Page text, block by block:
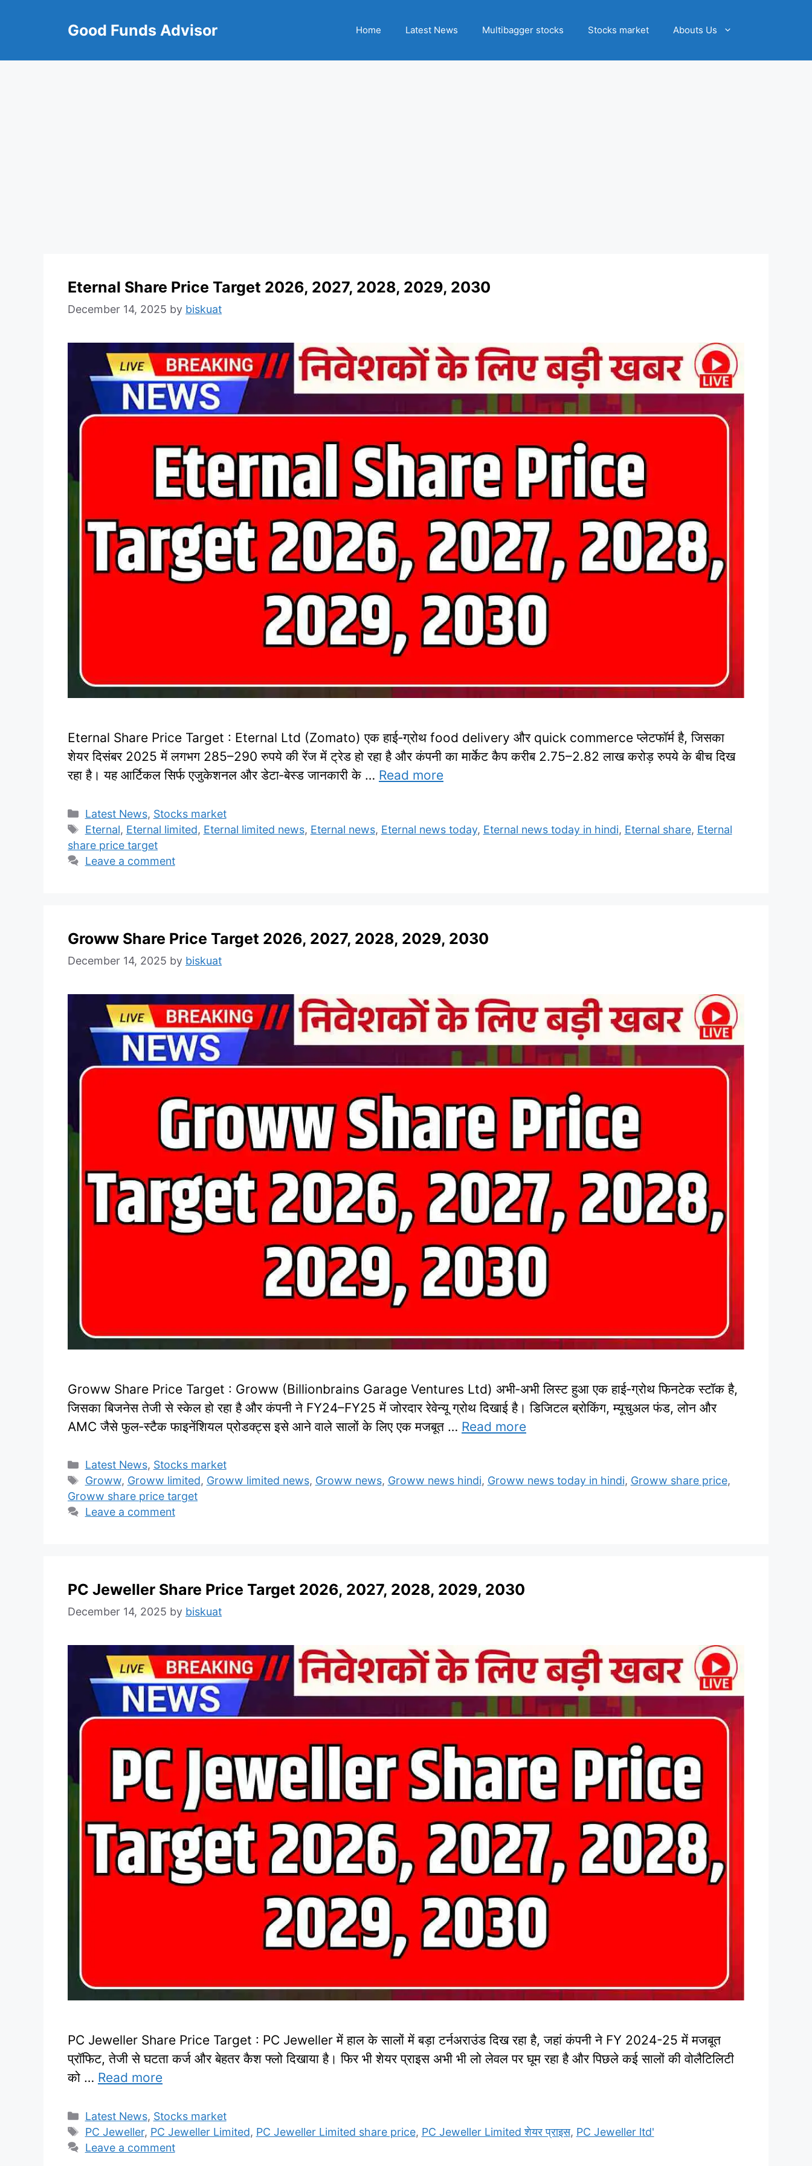
Good Funds Advisor Home Latest News Multibagger stocks Stocks market Abouts Us
Eternal Share Price Target 2026, 2027, 2028, 2029, 2030
December 14, 2025 by biskuat
Eternal Share Price Target : Eternal Ltd (Zomato) एक हाई‑ग्रोथ food delivery और quick commerce प्लेटफॉर्म है, जिसका
शेयर दिसंबर 2025 में लगभग 285–290 रुपये की रेंज में ट्रेड हो रहा है और कंपनी का मार्केट कैप करीब 2.75–2.82 लाख करोड़ रुपये के बीच दिख
रहा है। यह आर्टिकल सिर्फ एजुकेशनल और डेटा‑बेस्ड जानकारी के … Read more
Categories
Latest News, Stocks market
Tags
Eternal, Eternal limited, Eternal limited news, Eternal news, Eternal news today, Eternal news today in hindi, Eternal share, Eternal
share price target
Leave a comment
Groww Share Price Target 2026, 2027, 2028, 2029, 2030
December 14, 2025 by biskuat
Groww Share Price Target : Groww (Billionbrains Garage Ventures Ltd) अभी‑अभी लिस्ट हुआ एक हाई‑ग्रोथ फिनटेक स्टॉक है,
जिसका बिजनेस तेजी से स्केल हो रहा है और कंपनी ने FY24–FY25 में जोरदार रेवेन्यू ग्रोथ दिखाई है। डिजिटल ब्रोकिंग, म्यूचुअल फंड, लोन और
AMC जैसे फुल‑स्टैक फाइनेंशियल प्रोडक्ट्स इसे आने वाले सालों के लिए एक मजबूत … Read more
Categories
Latest News, Stocks market
Tags
Groww, Groww limited, Groww limited news, Groww news, Groww news hindi, Groww news today in hindi, Groww share price,
Groww share price target
Leave a comment
PC Jeweller Share Price Target 2026, 2027, 2028, 2029, 2030
December 14, 2025 by biskuat
PC Jeweller Share Price Target : PC Jeweller में हाल के सालों में बड़ा टर्नअराउंड दिख रहा है, जहां कंपनी ने FY 2024-25 में मजबूत
प्रॉफिट, तेजी से घटता कर्ज और बेहतर कैश फ्लो दिखाया है। फिर भी शेयर प्राइस अभी भी लो लेवल पर घूम रहा है और पिछले कई सालों की वोलैटिलिटी
को … Read more
Categories
Latest News, Stocks market
Tags
PC Jeweller, PC Jeweller Limited, PC Jeweller Limited share price, PC Jeweller Limited शेयर प्राइस, PC Jeweller ltd'
Leave a comment